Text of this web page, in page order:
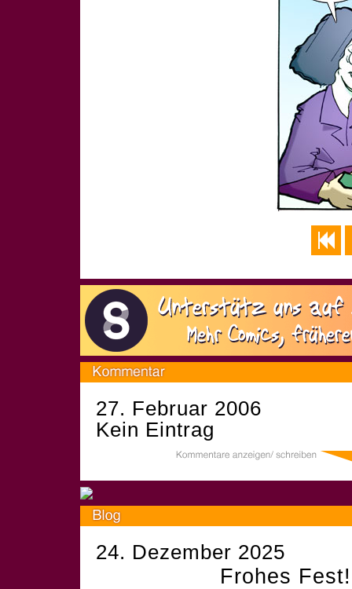
27. Februar 2006
Kein Eintrag
24. Dezember 2025
Frohes Fest!